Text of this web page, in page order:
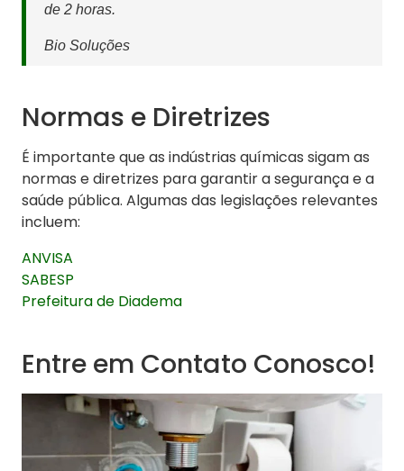
de 2 horas.
Bio Soluções
Normas e Diretrizes
É importante que as indústrias químicas sigam as
normas e diretrizes para garantir a segurança e a
saúde pública. Algumas das legislações relevantes
incluem:
ANVISA
SABESP
Prefeitura de Diadema
Entre em Contato Conosco!